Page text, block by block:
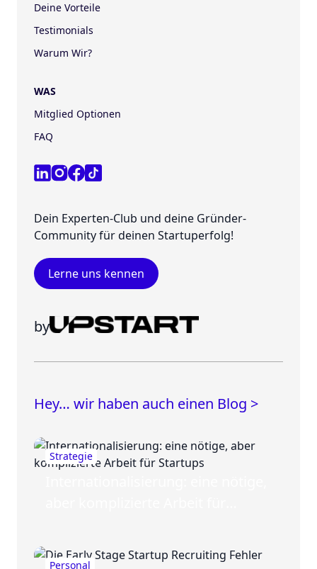
Deine Vorteile
Testimonials
Warum Wir?
WAS
Mitglied Optionen
FAQ
Dein Experten-Club und deine Gründer-
Community für deinen Startuperfolg!
Lerne uns kennen
by
Hey… wir haben auch einen Blog >
Strategie
Personal